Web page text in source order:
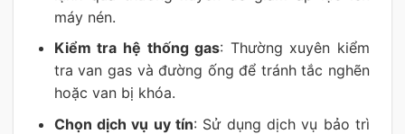
máy nén.
Kiểm tra hệ thống gas: Thường xuyên kiểm
tra van gas và đường ống để tránh tắc nghẽn
hoặc van bị khóa.
Chọn dịch vụ uy tín: Sử dụng dịch vụ bảo trì